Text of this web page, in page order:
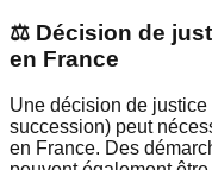
⚖️ Décision de
en France
Une décision de
succession) peut
en France. Des